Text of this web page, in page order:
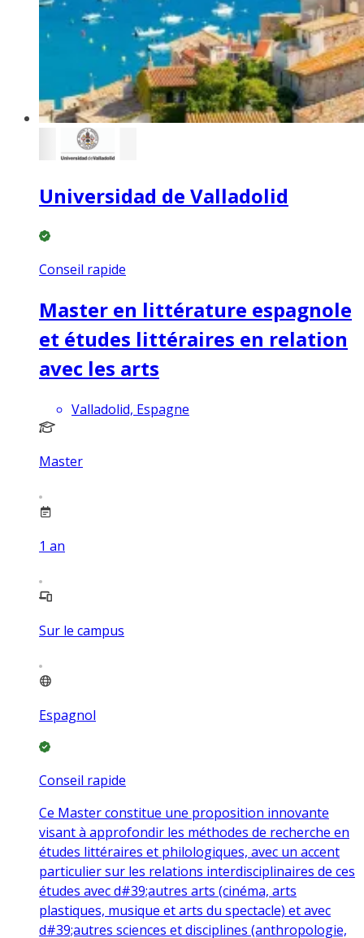
Universidad de Valladolid
Conseil rapide
Master en littérature espagnole
et études littéraires en relation
avec les arts
Valladolid, Espagne
Master
1 an
Sur le campus
Espagnol
Conseil rapide
Ce Master constitue une proposition innovante
visant à approfondir les méthodes de recherche en
études littéraires et philologiques, avec un accent
particulier sur les relations interdisciplinaires de ces
études avec d#39;autres arts (cinéma, arts
plastiques, musique et arts du spectacle) et avec
d#39;autres sciences et disciplines (anthropologie,